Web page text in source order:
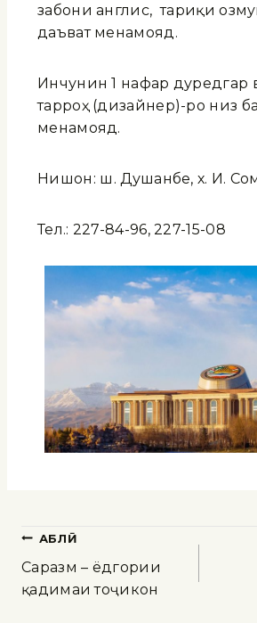
забони англисӣ, тариқи
даъват менамояд.
Инчунин 1 нафар дуредгар
тарроҳ (дизайнер)-ро низ
менамояд.
Нишонӣ: ш. Душанбе, х. И.
Тел.: 227-84-96, 227-15-08
ҚАБЛӢ
Саразм – ёдгории
қадимаи тоҷикон